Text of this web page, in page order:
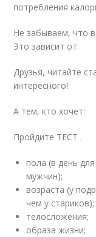
потребления
Не забываем, что
Это зависит от:
Друзья, читайте
интересного!
А тем, кто хочет:
Пройдите ТЕСТ .
пола (в день
мужчин);
возраста (у
чем у стариков);
телосложения;
образа жизни;